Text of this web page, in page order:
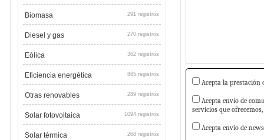
Biomasa 291 registros
Diesel y gas 270 registros
Eólica 362 registros
Eficiencia energética 885 registros
Otras renovables 289 registros
Solar fotovoltaica 1094 registros
Solar térmica 268 registros
Acepta la prestación
Acepta envío de
servicios que
Acepta envio de